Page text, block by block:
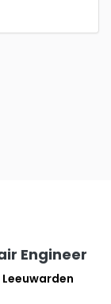
Engineer
Leeuwarden